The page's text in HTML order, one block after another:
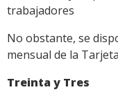
trabajadores
No obstante, se
mensual de la
Treinta y Tres